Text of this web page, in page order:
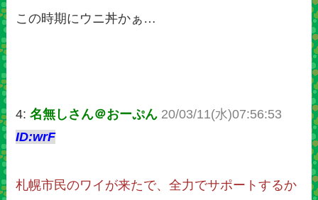
この時期にウニ丼かぁ…
4:名無しさん＠おーぷん 20/03/11(水)07:56:53
ID:wrF
札幌市民のワイが来たで、全力でサポートするか